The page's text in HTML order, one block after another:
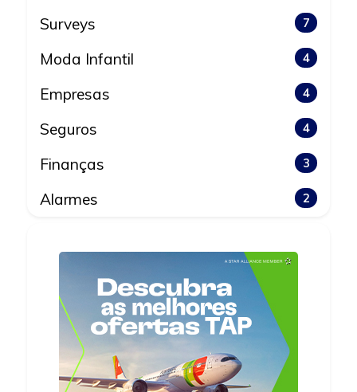
Surveys 7
Moda Infantil 4
Empresas 4
Seguros 4
Finanças 3
Alarmes 2